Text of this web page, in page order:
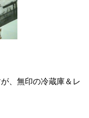
、無印の冷蔵庫＆レ